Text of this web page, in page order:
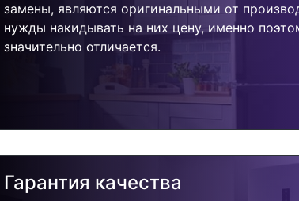
замены, являются оригинальными от
нужды накидывать на них цену, именно
значительно отличается.
Гарантия качества